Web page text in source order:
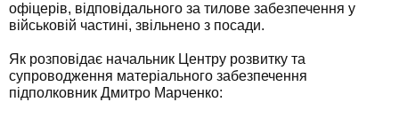
офіцерів, відповідального за тилове забезпечення у
військовій частині, звільнено з посади.
Як розповідає начальник Центру розвитку та
супроводження матеріального забезпечення
підполковник Дмитро Марченко: